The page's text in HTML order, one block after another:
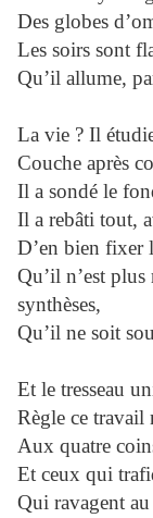
Des globes
Les soirs sont
Qu’il allume,
La vie ? Il
Couche après
Il a sondé le
Il a rebâti tout,
D’en bien fixer
Qu’il n’est plus
synthèses,
Qu’il ne soit
Et le tresseau
Règle ce travail
Aux quatre
Et ceux qui
Qui ravagent